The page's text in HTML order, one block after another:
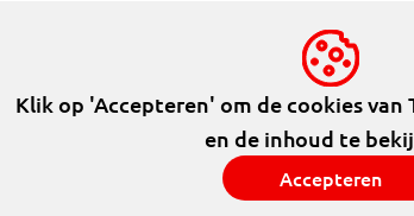
Klik op 'Accepteren' om de cookies van
en de inhoud te
Accepteren